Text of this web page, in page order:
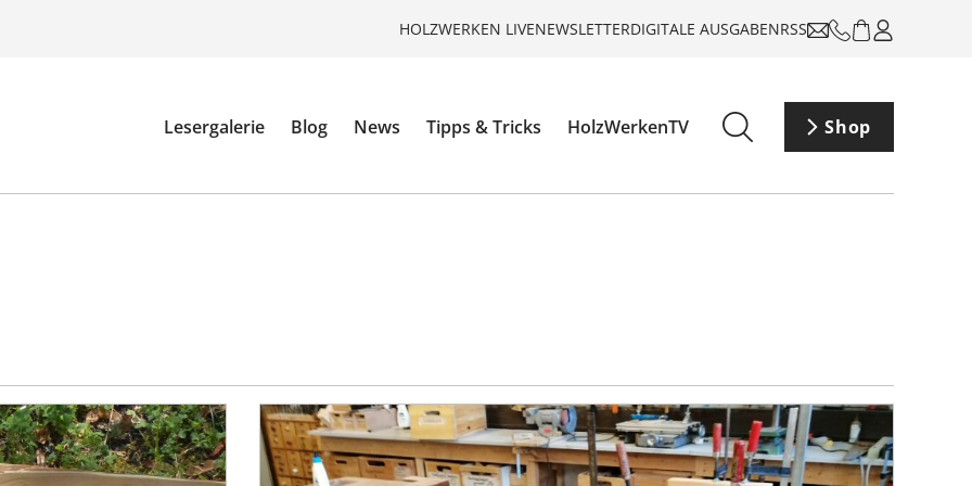
HOLZWERKEN LIVENEWSLETTERDIGITALE AUSGABENRSS
Lesergalerie Blog News Tipps & Tricks HolzWerkenTV Shop